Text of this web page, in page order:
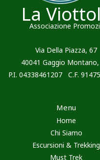
La
Associazione
Via Della Piazza, 67
40041 Gaggio
P.I. 04338461207 C.F.
Menu
Home
Chi Siamo
Escursioni & Trekking
Must Trek